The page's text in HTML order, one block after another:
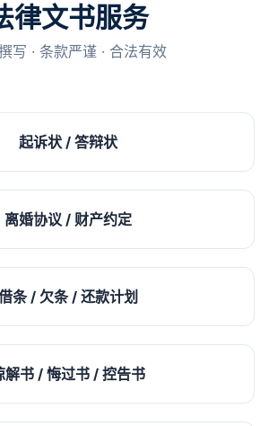
律文书服务
写 · 条款严谨 · 合法有效
起诉状 / 答辩状
离婚协议 / 财产约定
条 / 欠条 / 还款计划
解书 / 悔过书 / 控告书